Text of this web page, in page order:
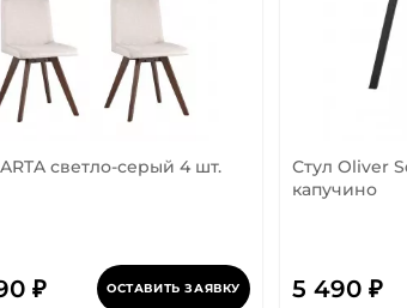
светло-серый 4 шт.
₽ ОСТАВИТЬ ЗАЯВКУ
Стул Oliver
капучино
5 490 ₽